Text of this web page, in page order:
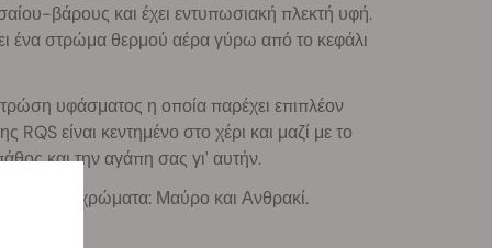
βάρους και έχει εντυπωσιακή πλεκτή υφή.
ένα στρώμα θερμού αέρα γύρω από το κεφάλι
στρώση υφάσματος η οποία παρέχει επιπλέον
είναι κεντημένο στο χέρι και μαζί με το
και την αγάπη σας γι' αυτήν.
σε δύο χρώματα: Μαύρο και Ανθρακί.